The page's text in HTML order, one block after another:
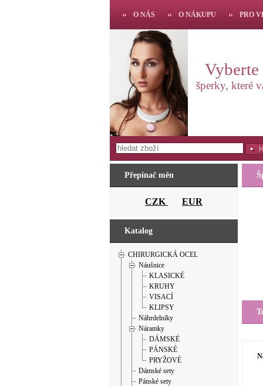
Přepínač měn
CZK EUR
Katalog
CHIRURGICKÁ OCEL
Náušnice
KLASICKÉ
KRUHY
VISACÍ
KLIPSY
Náhrdelníky
Náramky
DÁMSKÉ
PÁNSKÉ
PRYŽOVÉ
Dámské sety
Pánské sety
O NÁS O NÁKUPU PRO
Vyberte
šperky, které